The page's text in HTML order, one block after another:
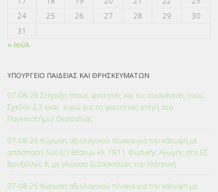
24
25 26 27 28 29
30
31
« Ιούλ
ΥΠΟΥΡΓΕΙΟ ΠΑΙΔΕΙΑΣ ΚΑΙ ΘΡΗΣΚΕΥΜΑΤΩΝ
07-08-26 Στήριξη στους φοιτητές και τις οικογένειές τους:
Σχεδόν 2,3 εκατ. ευρώ για τη φοιτητική στέγη στο
Πανεπιστήμιο Θεσσαλίας
07-08-26 Κύρωση αξιολογικού πίνακα για την κάλυψη με
απόσπαση δύο (2) θέσεων κλ. ΠΕ11 Φυσικής Αγωγής στο ΕΣ
Βρυξέλλες ΙΙΙ, με γλώσσα διδασκαλίας την ελληνική
07-08-26 Κύρωση αξιολογικού πίνακα για την κάλυψη με